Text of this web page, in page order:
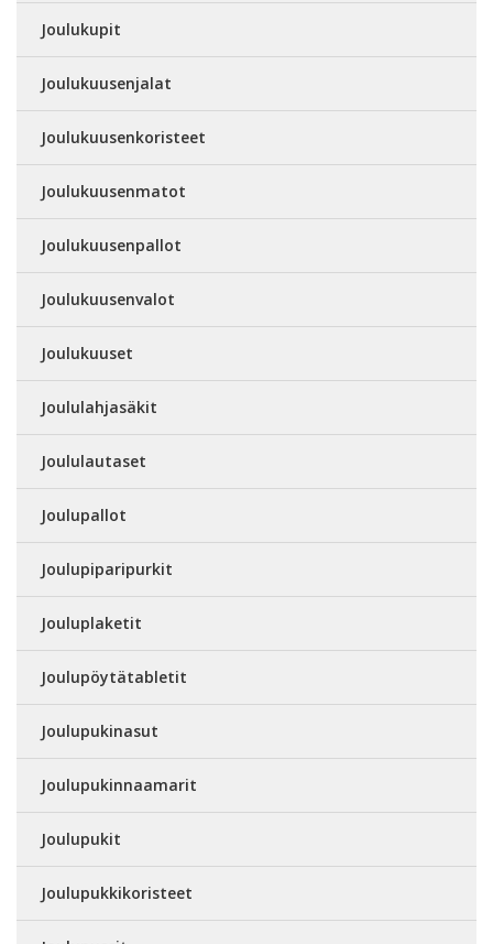
Joulukupit
Joulukuusenjalat
Joulukuusenkoristeet
Joulukuusenmatot
Joulukuusenpallot
Joulukuusenvalot
Joulukuuset
Joululahjasäkit
Joululautaset
Joulupallot
Joulupiparipurkit
Jouluplaketit
Joulupöytätabletit
Joulupukinasut
Joulupukinnaamarit
Joulupukit
Joulupukkikoristeet